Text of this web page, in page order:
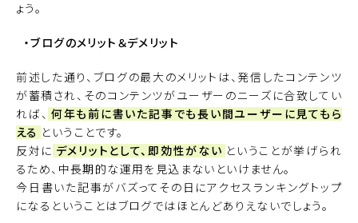
ょう。
・ブログのメリット＆デメリット
前述した通り、ブログの最大のメリットは、発信したコンテンツ
が蓄積され、そのコンテンツがユーザーのニーズに合致してい
れば、 何年も前に書いた記事でも長い間ユーザーに見てもら
える ということです。
反対に デメリットとして、即効性がない ということが挙げられ
るため、中長期的な運用を見込まないといけません。
今日書いた記事がバズってその日にアクセスランキングトップ
になるということはブログではほとんどありえないでしょう。